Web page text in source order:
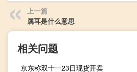
上一篇
属耳是什么意思
相关问题
京东称双十一23日现货开卖